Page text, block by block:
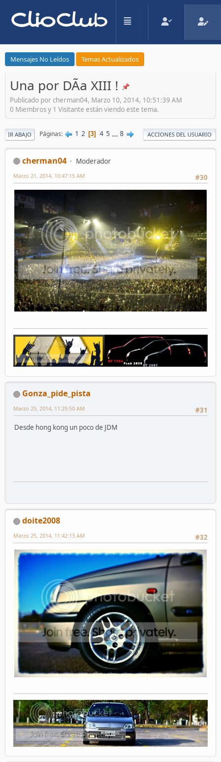
Mensajes No Leídos Temas Actualizados
Una por DÃ­a XIII !
Publicado por cherman04, Marzo 10, 2014, 10:51:39 AM
0 Miembros y 1 Visitante están viendo este tema.
IR ABAJO Páginas 1 2 3 4 5 ... 8 ACCIONES DEL USUARIO
cherman04
Moderador
#30
Marzo 21, 2014, 10:47:15 AM
Gonza_pide_pista
#31
Marzo 25, 2014, 11:25:50 AM
Desde hong kong un poco de JDM
doite2008
#32
Marzo 25, 2014, 11:42:13 AM